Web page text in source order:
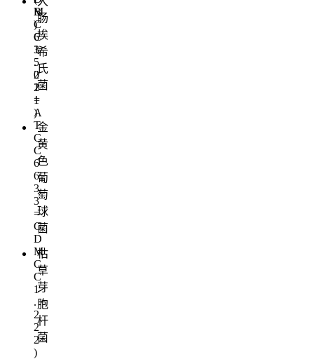
M
C
C
1
.
2
2
1
)
B
)
6
3
5
0
1
=
A
T
C
C
6
6
3
3
=
G
D
M
C
C
1
.
2
2
2
)
肠
埃
希
氏
菌
金
黄
色
葡
萄
球
菌
枯
草
芽
胞
杆
菌